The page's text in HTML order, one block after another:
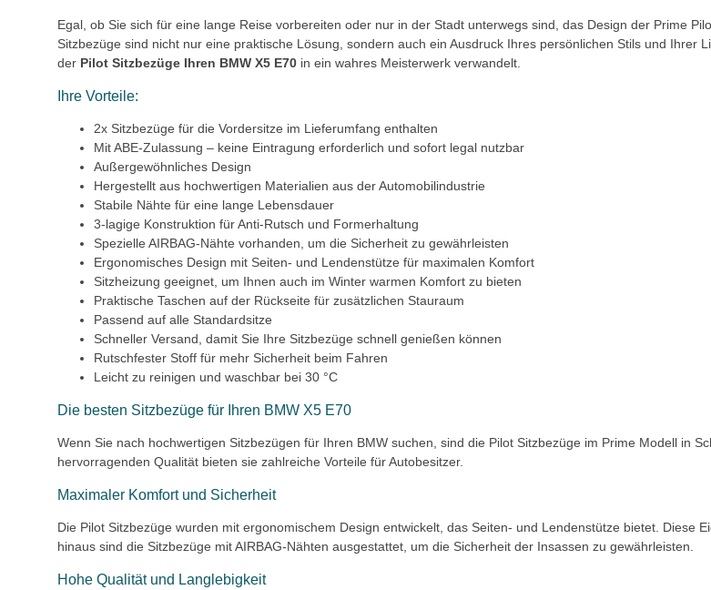
Egal, ob Sie sich für eine lange Reise vorbereiten oder nur in der Stadt unterwegs sind, das Design der Prime
Sitzbezüge sind nicht nur eine praktische Lösung, sondern auch ein Ausdruck Ihres persönlichen Stils und Ihrer
der Pilot Sitzbezüge Ihren BMW X5 E70 in ein wahres Meisterwerk verwandelt.
Ihre Vorteile:
2x Sitzbezüge für die Vordersitze im Lieferumfang enthalten
Mit ABE-Zulassung – keine Eintragung erforderlich und sofort legal nutzbar
Außergewöhnliches Design
Hergestellt aus hochwertigen Materialien aus der Automobilindustrie
Stabile Nähte für eine lange Lebensdauer
3-lagige Konstruktion für Anti-Rutsch und Formerhaltung
Spezielle AIRBAG-Nähte vorhanden, um die Sicherheit zu gewährleisten
Ergonomisches Design mit Seiten- und Lendenstütze für maximalen Komfort
Sitzheizung geeignet, um Ihnen auch im Winter warmen Komfort zu bieten
Praktische Taschen auf der Rückseite für zusätzlichen Stauraum
Passend auf alle Standardsitze
Schneller Versand, damit Sie Ihre Sitzbezüge schnell genießen können
Rutschfester Stoff für mehr Sicherheit beim Fahren
Leicht zu reinigen und waschbar bei 30 °C
Die besten Sitzbezüge für Ihren BMW X5 E70
Wenn Sie nach hochwertigen Sitzbezügen für Ihren BMW suchen, sind die Pilot Sitzbezüge im Prime Modell in
hervorragenden Qualität bieten sie zahlreiche Vorteile für Autobesitzer.
Maximaler Komfort und Sicherheit
Die Pilot Sitzbezüge wurden mit ergonomischem Design entwickelt, das Seiten- und Lendenstütze bietet.
hinaus sind die Sitzbezüge mit AIRBAG-Nähten ausgestattet, um die Sicherheit der Insassen zu gewährleisten.
Hohe Qualität und Langlebigkeit